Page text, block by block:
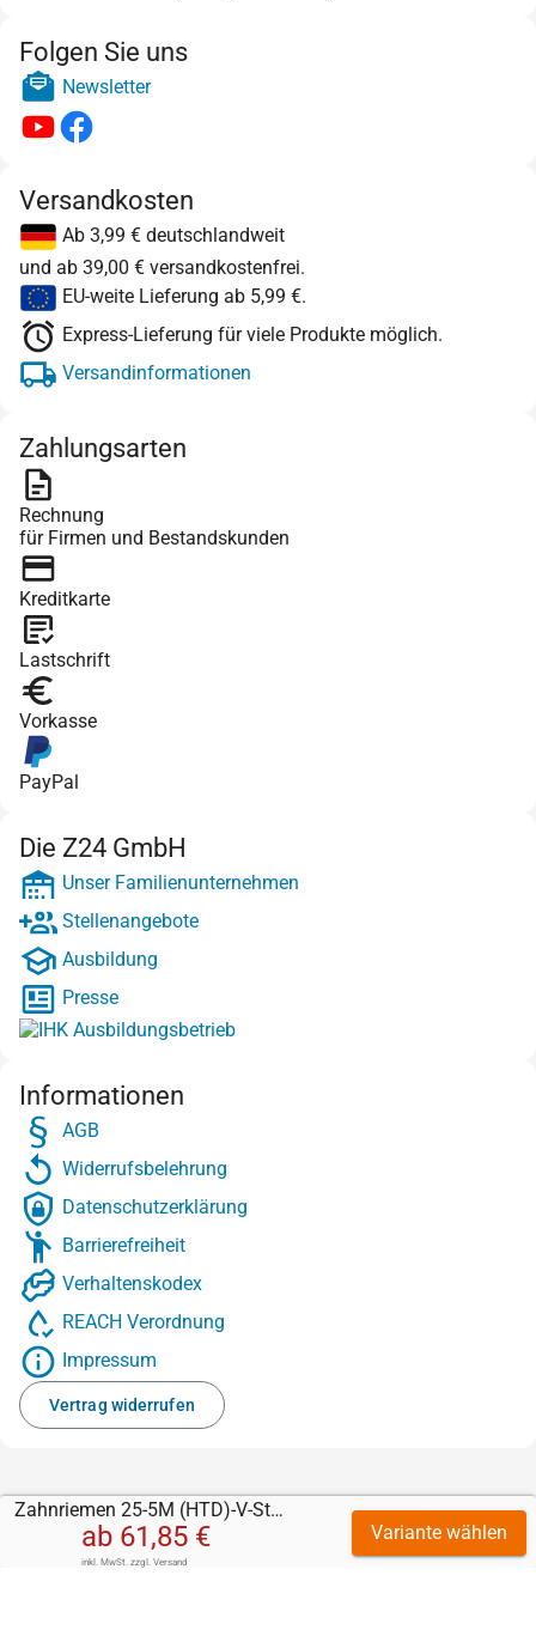
Zahnriemen 25-5M (HTD)-V-Stahl mit Sylomer grün 5 mm
ab 61,85 €
inkl. MwSt. zzgl. Versand
Variante wählen
Folgen Sie uns
Newsletter
Versandkosten
Ab 3,99 € deutschlandweit
und ab 39,00 € versandkostenfrei.
EU-weite Lieferung ab 5,99 €.
Express-Lieferung für viele Produkte möglich.
Versandinformationen
Zahlungsarten
Rechnung
für Firmen und Bestandskunden
Kreditkarte
Lastschrift
Vorkasse
PayPal
Die Z24 GmbH
Unser Familienunternehmen
Stellenangebote
Ausbildung
Presse
Informationen
AGB
Widerrufsbelehrung
Datenschutzerklärung
Barrierefreiheit
Verhaltenskodex
REACH Verordnung
Impressum
Vertrag widerrufen